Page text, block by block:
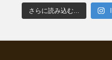
さらに読み込む...